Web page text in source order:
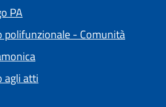
PA
polifunzionale - Comunità
agli atti